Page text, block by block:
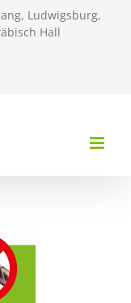
Ludwigsburg,
Hall